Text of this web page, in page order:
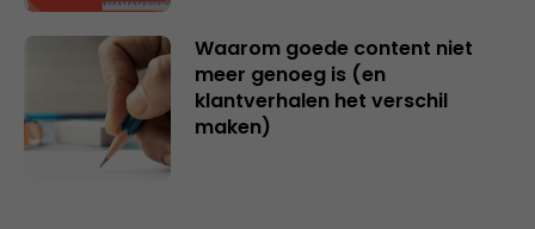
Waarom goede content niet
meer genoeg is (en
klantverhalen het verschil
maken)